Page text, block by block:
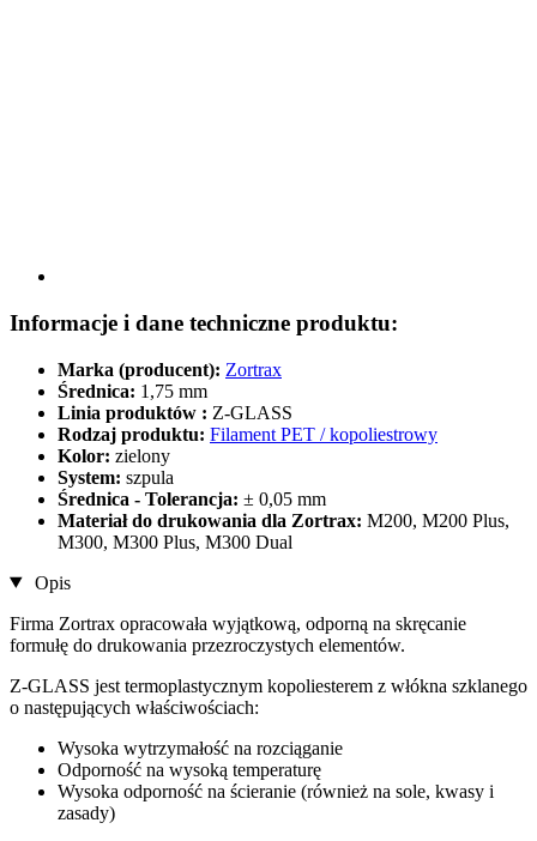
Informacje i dane techniczne produktu:
Marka (producent): Zortrax
Średnica: 1,75 mm
Linia produktów : Z-GLASS
Rodzaj produktu: Filament PET / kopoliestrowy
Kolor: zielony
System: szpula
Średnica - Tolerancja: ± 0,05 mm
Materiał do drukowania dla Zortrax: M200, M200 Plus,
M300, M300 Plus, M300 Dual
Opis
Firma Zortrax opracowała wyjątkową, odporną na skręcanie
formułę do drukowania przezroczystych elementów.
Z-GLASS jest termoplastycznym kopoliesterem z włókna szklanego
o następujących właściwościach:
Wysoka wytrzymałość na rozciąganie
Odporność na wysoką temperaturę
Wysoka odporność na ścieranie (również na sole, kwasy i
zasady)